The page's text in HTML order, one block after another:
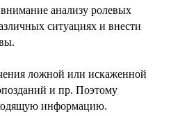
анализу ролевых
ситуациях и внести
ложной или искаженной
и пр. Поэтому
информацию.